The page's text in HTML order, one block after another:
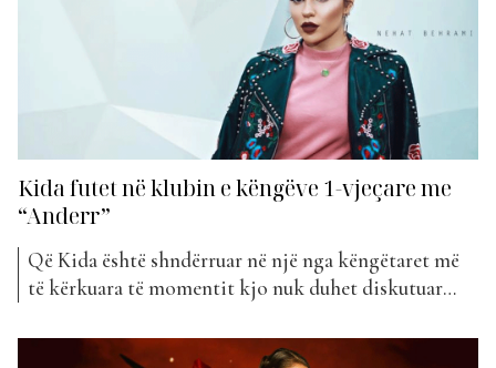
Kida futet në klubin e këngëve 1-vjeçare me
“Anderr”
Që Kida është shndërruar në një nga këngëtaret më
të kërkuara të momentit kjo nuk duhet diskutuar
publiku shqiptar. Bukuroshja e talentuar është pjesë e